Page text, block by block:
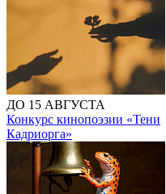
ДО 15 АВГУСТА
Конкурс кинопоэзии «Тени
Кадриорга»